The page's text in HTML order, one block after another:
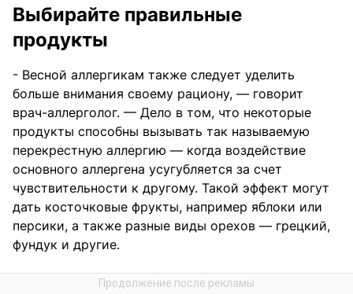
Выбирайте правильные
продукты
- Весной аллергикам также следует уделить
больше внимания своему рациону, — говорит
врач-аллерголог. — Дело в том, что некоторые
продукты способны вызывать так называемую
перекрестную аллергию — когда воздействие
основного аллергена усугубляется за счет
чувствительности к другому. Такой эффект могут
дать косточковые фрукты, например яблоки или
персики, а также разные виды орехов — грецкий,
фундук и другие.